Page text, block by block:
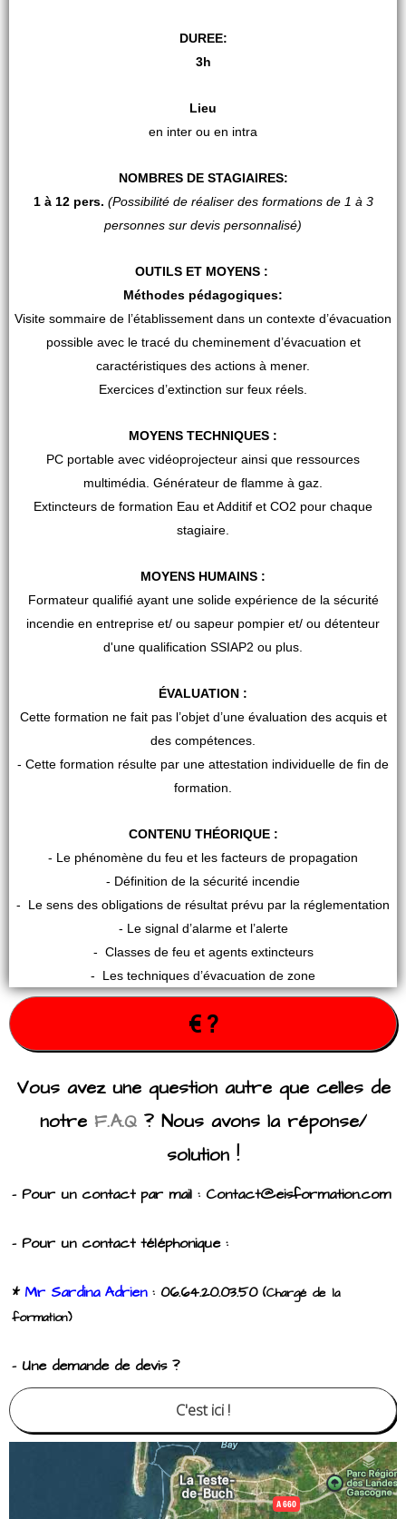
DUREE:
3h
Lieu
en inter ou en intra
NOMBRES DE STAGIAIRES:
1 à 12 pers. (Possibilité de réaliser des formations de 1 à 3
personnes sur devis personnalisé)
OUTILS ET MOYENS :
Méthodes pédagogiques:
Visite sommaire de l’établissement dans un contexte d’évacuation
possible avec le tracé du cheminement d’évacuation et
caractéristiques des actions à mener.
Exercices d’extinction sur feux réels.
MOYENS TECHNIQUES :
PC portable avec vidéoprojecteur ainsi que ressources
multimédia. Générateur de flamme à gaz.
Extincteurs de formation Eau et Additif et CO2 pour chaque
stagiaire.
MOYENS HUMAINS :
Formateur qualifié ayant une solide expérience de la sécurité
incendie en entreprise et/ ou sapeur pompier et/ ou détenteur
d'une qualification SSIAP2 ou plus.
ÉVALUATION :
Cette formation ne fait pas l’objet d’une évaluation des acquis et
des compétences.
- Cette formation résulte par une attestation individuelle de fin de
formation.
CONTENU THÉORIQUE :
- Le phénomène du feu et les facteurs de propagation
- Définition de la sécurité incendie
- Le sens des obligations de résultat prévu par la réglementation
- Le signal d’alarme et l’alerte
- Classes de feu et agents extincteurs
- Les techniques d’évacuation de zone
€ ?
Vous avez une question autre que celles de
notre F.A.Q? Nous avons la réponse/
solution !
- Pour un contact par mail : Contact@eisformation.com
- Pour un contact téléphonique :
* Mr Sardina Adrien: 06.64.20.03.50 (Chargé de la
formation)
- Une demande de devis ?
C'est ici !